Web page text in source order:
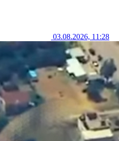
03.08.2026, 11:28